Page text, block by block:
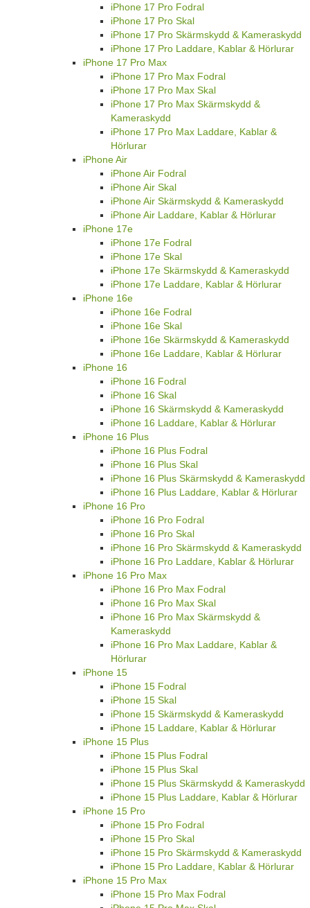
iPhone 17 Pro Fodral
iPhone 17 Pro Skal
iPhone 17 Pro Skärmskydd & Kameraskydd
iPhone 17 Pro Laddare, Kablar & Hörlurar
iPhone 17 Pro Max
iPhone 17 Pro Max Fodral
iPhone 17 Pro Max Skal
iPhone 17 Pro Max Skärmskydd &
Kameraskydd
iPhone 17 Pro Max Laddare, Kablar &
Hörlurar
iPhone Air
iPhone Air Fodral
iPhone Air Skal
iPhone Air Skärmskydd & Kameraskydd
iPhone Air Laddare, Kablar & Hörlurar
iPhone 17e
iPhone 17e Fodral
iPhone 17e Skal
iPhone 17e Skärmskydd & Kameraskydd
iPhone 17e Laddare, Kablar & Hörlurar
iPhone 16e
iPhone 16e Fodral
iPhone 16e Skal
iPhone 16e Skärmskydd & Kameraskydd
iPhone 16e Laddare, Kablar & Hörlurar
iPhone 16
iPhone 16 Fodral
iPhone 16 Skal
iPhone 16 Skärmskydd & Kameraskydd
iPhone 16 Laddare, Kablar & Hörlurar
iPhone 16 Plus
iPhone 16 Plus Fodral
iPhone 16 Plus Skal
iPhone 16 Plus Skärmskydd & Kameraskydd
iPhone 16 Plus Laddare, Kablar & Hörlurar
iPhone 16 Pro
iPhone 16 Pro Fodral
iPhone 16 Pro Skal
iPhone 16 Pro Skärmskydd & Kameraskydd
iPhone 16 Pro Laddare, Kablar & Hörlurar
iPhone 16 Pro Max
iPhone 16 Pro Max Fodral
iPhone 16 Pro Max Skal
iPhone 16 Pro Max Skärmskydd &
Kameraskydd
iPhone 16 Pro Max Laddare, Kablar &
Hörlurar
iPhone 15
iPhone 15 Fodral
iPhone 15 Skal
iPhone 15 Skärmskydd & Kameraskydd
iPhone 15 Laddare, Kablar & Hörlurar
iPhone 15 Plus
iPhone 15 Plus Fodral
iPhone 15 Plus Skal
iPhone 15 Plus Skärmskydd & Kameraskydd
iPhone 15 Plus Laddare, Kablar & Hörlurar
iPhone 15 Pro
iPhone 15 Pro Fodral
iPhone 15 Pro Skal
iPhone 15 Pro Skärmskydd & Kameraskydd
iPhone 15 Pro Laddare, Kablar & Hörlurar
iPhone 15 Pro Max
iPhone 15 Pro Max Fodral